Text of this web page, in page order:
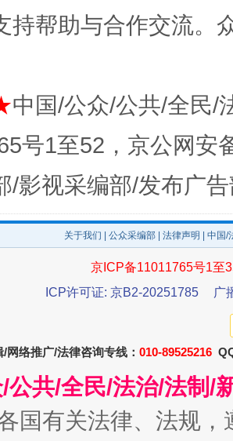
产品抗生素超标问题” 法
火 生生不息 一
持帮助与合作交流。
中国/公众/公共/全民/
号1至52，京公网安
/影视采编部/发布广
关于我们 公众采编部 法律声明 | 中国
京ICP备11011765号1至
ICP许可证: 京B2-20251785
广
/网络推广/法律咨询专线： 010-89525216
公共/全民/法治/法制/
国有关法律、法规